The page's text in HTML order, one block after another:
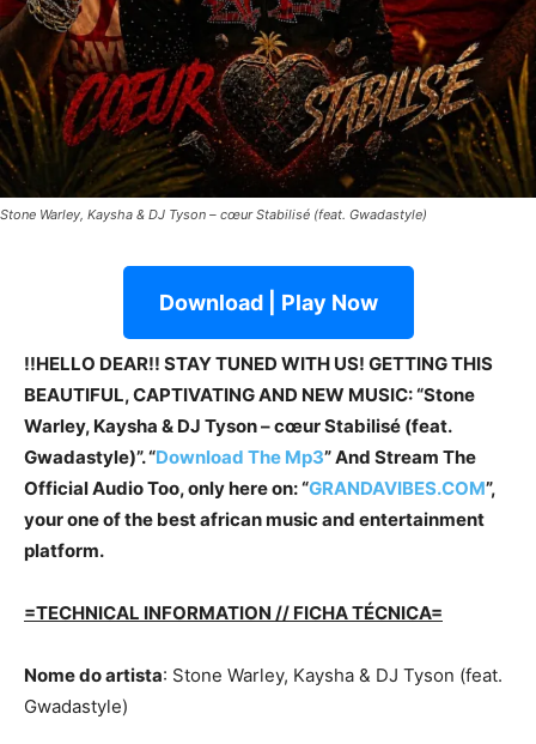
Stone Warley, Kaysha & DJ Tyson – cœur Stabilisé (feat. Gwadastyle)
Download | Play Now
!!HELLO DEAR!! STAY TUNED WITH US! GETTING THIS
BEAUTIFUL, CAPTIVATING AND NEW MUSIC: “Stone
Warley, Kaysha & DJ Tyson – cœur Stabilisé (feat.
Gwadastyle)”. “Download The Mp3” And Stream The
Official Audio Too, only here on: “GRANDAVIBES.COM”,
your one of the best african music and entertainment
platform.
=TECHNICAL INFORMATION // FICHA TÉCNICA=
Nome do artista: Stone Warley, Kaysha & DJ Tyson (feat.
Gwadastyle)